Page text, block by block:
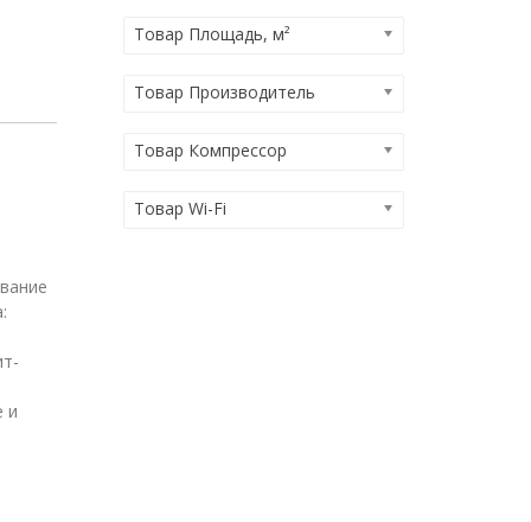
и
Товар Площадь, м²
Товар Производитель
Товар Компрессор
Товар Wi-Fi